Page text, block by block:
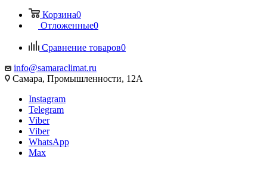
Корзина0
Отложенные0
Сравнение товаров0
info@samaraclimat.ru
Самара, Промышленности, 12А
Instagram
Telegram
Viber
Viber
WhatsApp
Max